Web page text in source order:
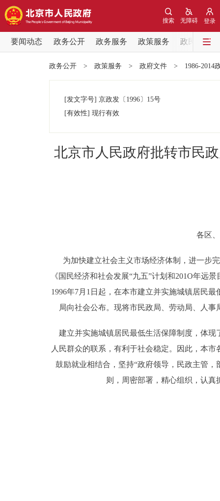
登录
无障碍
搜索
要闻动态 政务公开 政务服务 政策服务
政民互动
党中央精神
政务服务
个人服务
中介服务
政务公开 > 政策服务 > 政府文件 > 1986-2014
[发文字号] 京政发 〔1996〕 15号
[有效性] 现行有效
北京市人民政府批转市民
各区
为加快建立社会主义市场经济体制，进一步
《国民经济和社会发展“九五”计划和201O年远
1996年7月1日起，在本市建立并实施城镇居民
局向社会公布。现将市民政局、劳动局、人
建立并实施城镇居民最低生活保障制度，体现
人民群众的联系，有利于社会稳定。因此，本
鼓励就业相结合，坚持“政府领导，民政主管
则，周密部署，精心组织，认